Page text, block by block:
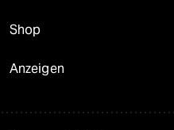
Shop
Anzeigen